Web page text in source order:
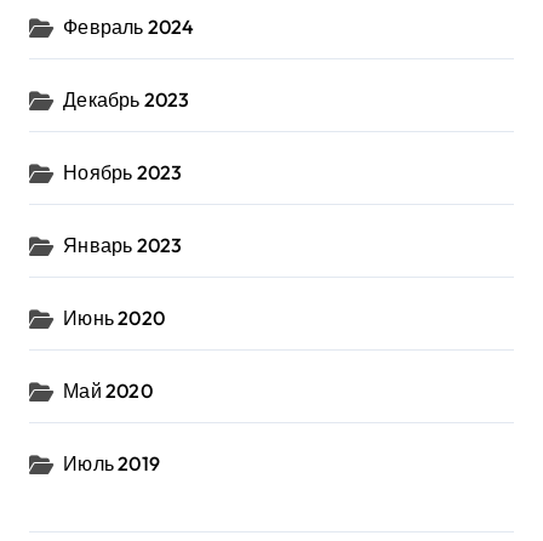
Февраль 2024
Декабрь 2023
Ноябрь 2023
Январь 2023
Июнь 2020
Май 2020
Июль 2019